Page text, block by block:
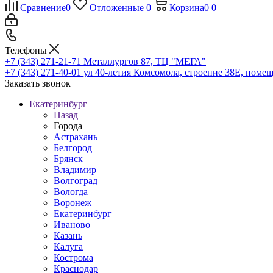
Сравнение0 Отложенные 0 Корзина0 0
Телефоны
+7 (343) 271-21-71 Металлургов 87, ТЦ "МЕГА"
+7 (343) 271-40-01 ул 40-летия Комсомола, строение 38Е,
Заказать звонок
Екатеринбург
Назад
Города
Астрахань
Белгород
Брянск
Владимир
Волгоград
Вологда
Воронеж
Екатеринбург
Иваново
Казань
Калуга
Кострома
Краснодар